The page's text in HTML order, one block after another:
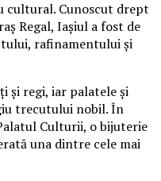
cultural. Cunoscut drept
Regal, Iașiul a fost de
rafinamentului și
și regi, iar palatele și
trecutului nobil. În
Culturii, o bijuterie
una dintre cele mai